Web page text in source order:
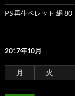
PS 再生ペレット 網 80
2017年10月
月 火